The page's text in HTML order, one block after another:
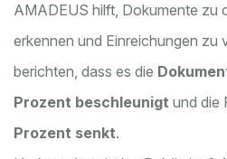
AMADEUS hilft, Dokumente zu
erkennen und Einreichungen zu
berichten, dass es die
Prozent beschleunigt und die
Prozent senkt.